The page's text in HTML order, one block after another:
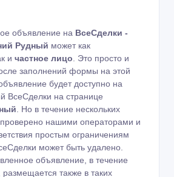
объявление на ВсеСделки -
Рудный может как
и частное лицо . Это просто и
заполнений формы на этой
будет доступно на
ВсеСделки на странице
. Но в течение нескольких
нашими операторами и
простым ограничениям
может быть удалено.
объявление, в течение
размещается также в таких